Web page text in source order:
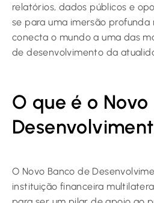
relatórios, dados públicos e
se para uma imersão
conecta o mundo a uma das
de desenvolvimento da
O que é o
O Novo Banco de
instituição financeira